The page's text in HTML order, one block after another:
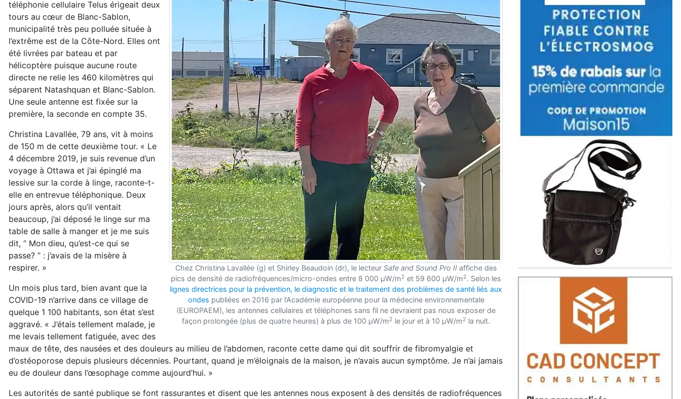
Chez Christina Lavallée (g) et Shirley Beaudoin (dr), le lecteur Safe and Sound Pro IIaffiche des
pics de densité de radiofréquences/micro-ondes entre 8 000 μW/m2 et 59 600 μW/m2. Selon les
lignes directrices pour la prévention, le diagnostic et le traitement des problèmes de santé liés aux
ondes publiées en 2016 par l’Académie européenne pour la médecine environnementale
(EUROPAEM), les antennes cellulaires et téléphones sans fil ne devraient pas nous exposer de
façon prolongée (plus de quatre heures) à plus de 100 μW/m2 le jour et à 10 μW/m2 la nuit.
téléphonie cellulaire Telus érigeait deux
tours au cœur de Blanc-Sablon,
municipalité très peu polluée située à
l’extrême est de la Côte-Nord. Elles ont
été livrées par bateau et par
hélicoptère puisque aucune route
directe ne relie les 460 kilomètres qui
séparent Natashquan et Blanc-Sablon.
Une seule antenne est fixée sur la
première, la seconde en compte 35.
Christina Lavallée, 79 ans, vit à moins
de 150 m de cette deuxième tour. « Le
4 décembre 2019, je suis revenue d’un
voyage à Ottawa et j’ai épinglé ma
lessive sur la corde à linge, raconte-t-
elle en entrevue téléphonique. Deux
jours après, alors qu’il ventait
beaucoup, j’ai déposé le linge sur ma
table de salle à manger et je me suis
dit, ‘’ Mon dieu, qu’est-ce qui se
passe? ‘’ : j’avais de la misère à
respirer. »
Un mois plus tard, bien avant que la
COVID-19 n’arrive dans ce village de
quelque 1 100 habitants, son état s’est
aggravé. « J’étais tellement malade, je
me levais tellement fatiguée, avec des
maux de tête, des nausées et des douleurs au milieu de l’abdomen, raconte cette dame qui dit souffrir de fibromyalgie et
d’ostéoporose depuis plusieurs décennies. Pourtant, quand je m’éloignais de la maison, je n’avais aucun symptôme. Je n’ai jamais
eu de douleur dans l’œsophage comme aujourd’hui. »
Les autorités de santé publique se font rassurantes et disent que les antennes nous exposent à des densités de radiofréquences